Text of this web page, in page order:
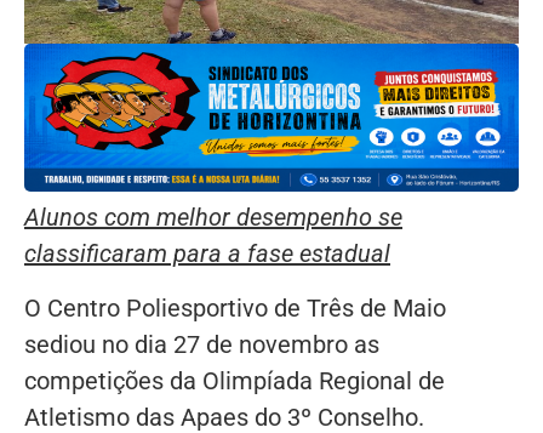
Alunos com melhor desempenho se
classificaram para a fase estadual
O Centro Poliesportivo de Três de Maio
sediou no dia 27 de novembro as
competições da Olimpíada Regional de
Atletismo das Apaes do 3º Conselho.